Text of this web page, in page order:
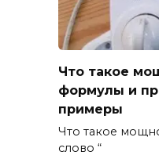
Что такое
формулы и
примеры
Что такое
слово “